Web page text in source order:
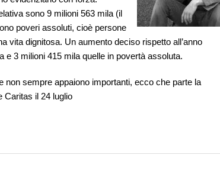
sono 9 milioni 563 mila (il
poveri assoluti, cioè persone
vita dignitosa. Un aumento deciso rispetto all’anno
e 3 milioni 415 mila quelle in povertà assoluta.
sempre appaiono importanti, ecco che parte la
Caritas il 24 luglio